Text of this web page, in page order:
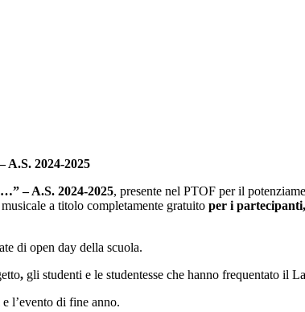
2024-2025
…” – A.S. 2024-2025, presente nel PTOF per il
a titolo completamente gratuito per i partecipanti
di open day della scuola.
, gli studenti e le studentesse che hanno frequentato il
l’evento di fine anno.